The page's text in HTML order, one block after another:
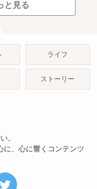
と見る
ライフ
ストーリー
。
に、心に響くコンテンツ